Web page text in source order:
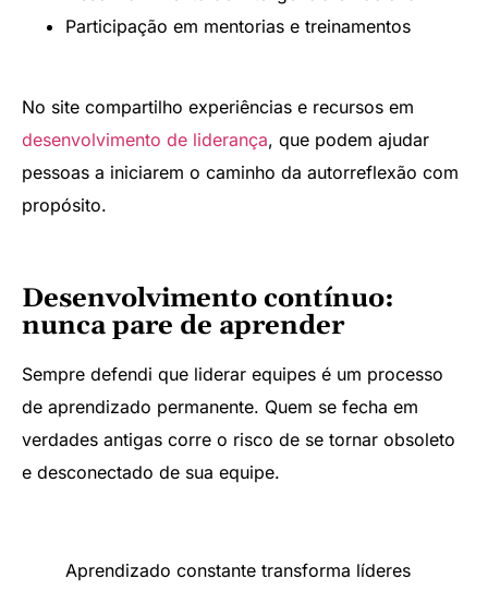
Participação em mentorias e treinamentos
No site compartilho experiências e recursos em
desenvolvimento de liderança, que podem ajudar
pessoas a iniciarem o caminho da autorreflexão com
propósito.
Desenvolvimento contínuo:
nunca pare de aprender
Sempre defendi que liderar equipes é um processo
de aprendizado permanente. Quem se fecha em
verdades antigas corre o risco de se tornar obsoleto
e desconectado de sua equipe.
Aprendizado constante transforma líderes